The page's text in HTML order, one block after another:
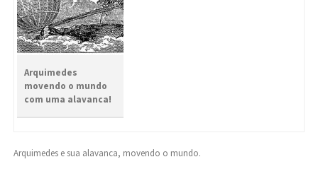
Arquimedes
movendo o mundo
com uma alavanca!
Arquimedes e sua alavanca, movendo o mundo.